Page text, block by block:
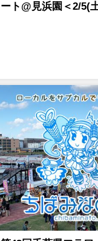
ート@見浜園＜2/5(